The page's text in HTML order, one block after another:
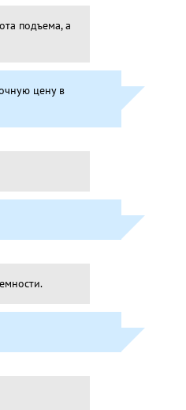
подъема, а
цену в